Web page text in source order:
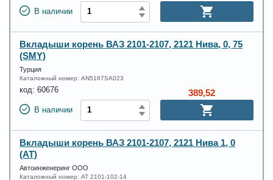
В наличии
Вкладыши корень ВАЗ 2101-2107, 2121 Нива, 0, 75
(SMY)
Турция
Каталожный номер: AN5167SA023
код: 60676
В наличии
389,52
Вкладыши корень ВАЗ 2101-2107, 2121 Нива 1, 0
(AT)
Автоинженеринг ООО
Каталожный номер: AT 2101-102-14